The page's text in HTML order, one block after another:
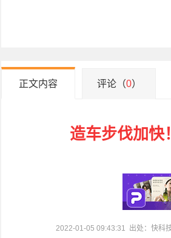
正文内容 评论（0）
造车步伐加快
2022-01-05 09:43:31 出处：快科技